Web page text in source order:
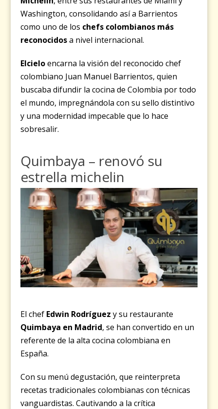
Washington, consolidando así a Barrientos
como uno de los chefs colombianos más
reconocidosa nivel internacional.
Elcieloencarna la visión del reconocido chef
colombiano Juan Manuel Barrientos, quien
buscaba difundir la cocina de Colombia por todo
el mundo, impregnándola con su sello distintivo
y una modernidad impecable que lo hace
sobresalir.
Quimbaya – renovó su
estrella michelin
El chef Edwin Rodríguezy su restaurante
Quimbaya en Madrid, se han convertido en un
referente de la alta cocina colombiana en
España.
Con su menú degustación, que reinterpreta
recetas tradicionales colombianas con técnicas
vanguardistas. Cautivando a la crítica